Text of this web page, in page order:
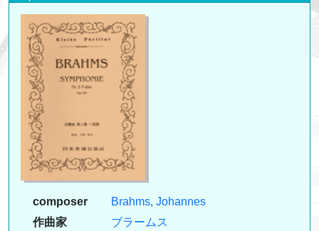
composer
Brahms, Johannes
作曲家
ブラームス